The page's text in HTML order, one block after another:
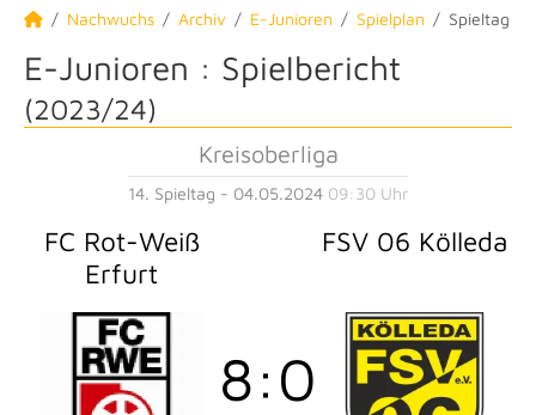
Nachwuchs Archiv E-Junioren Spielplan Spieltag
E-Junioren : Spielbericht
(2023/24)
Kreisoberliga
14. Spieltag - 04.05.2024 09:30 Uhr
FC Rot-Weiß
Erfurt
FSV 06 Kölleda
8:0